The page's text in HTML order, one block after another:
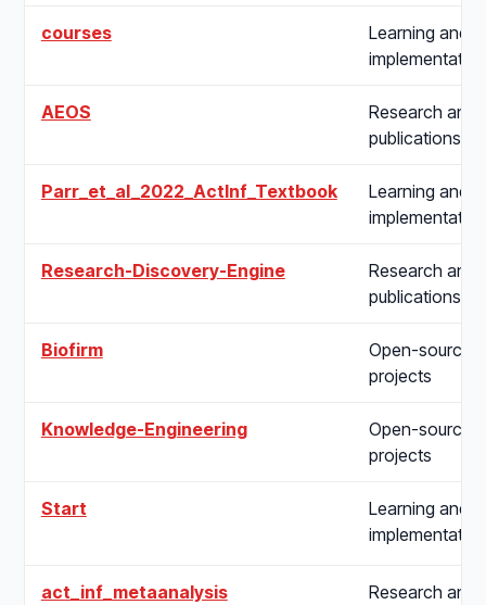
courses
Learning and
AEOS
Research and
publications
Parr_et_al_2022_ActInf_Textbook
Learning and
Research-Discovery-Engine
Research and
publications
Biofirm
Open-source
projects
Knowledge-Engineering
Open-source
projects
Start
Learning and
act_inf_metaanalysis
Research and